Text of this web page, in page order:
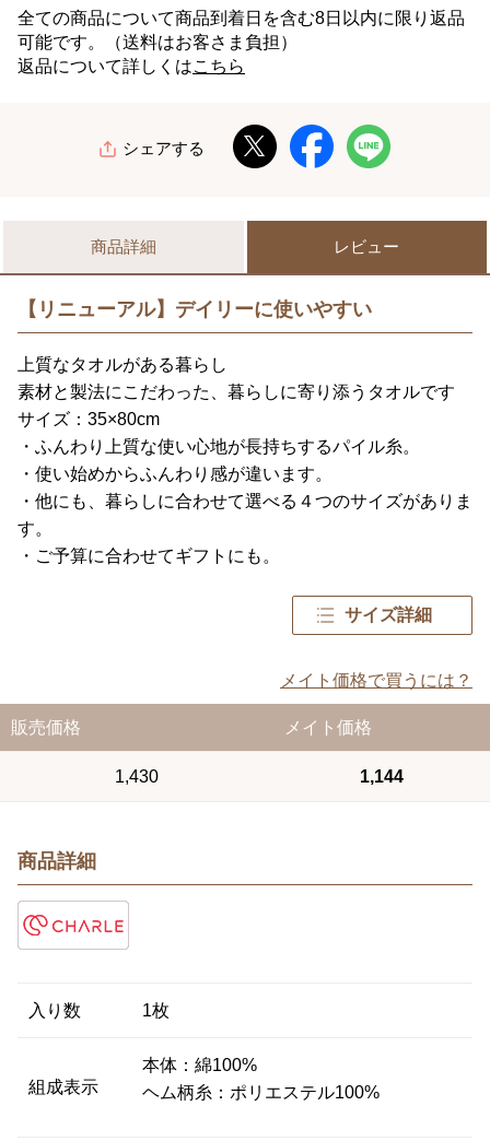
全ての商品について商品到着日を含む8日以内に限り返品
可能です。（送料はお客さま負担）
返品について詳しくはこちら
シェアする
商品詳細 レビュー
【リニューアル】デイリーに使いやすい
上質なタオルがある暮らし
素材と製法にこだわった、暮らしに寄り添うタオルです
サイズ：35×80cm
・ふんわり上質な使い心地が長持ちするパイル糸。
・使い始めからふんわり感が違います。
・他にも、暮らしに合わせて選べる４つのサイズがありま
す。
・ご予算に合わせてギフトにも。
サイズ詳細
メイト価格で買うには？
販売価格 メイト価格
1,430 1,144
商品詳細
入り数 1枚
組成表示
本体：綿100%
ヘム柄糸：ポリエステル100%